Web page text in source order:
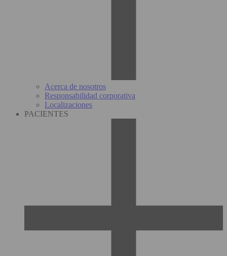
Acerca de nosotros
Responsabilidad corporativa
Localizaciones
PACIENTES